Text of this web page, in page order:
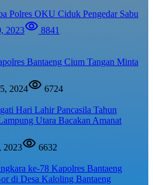
Polres OKU Ciduk Pengedar Sabu
2023 8841
Bantaeng Cium Tangan Minta
2024
6724
Hari Lahir Pancasila Tahun
Utara Bacakan Amanat
2023
6632
ke-78 Kapolres Bantaeng
di Desa Kaloling Bantaeng